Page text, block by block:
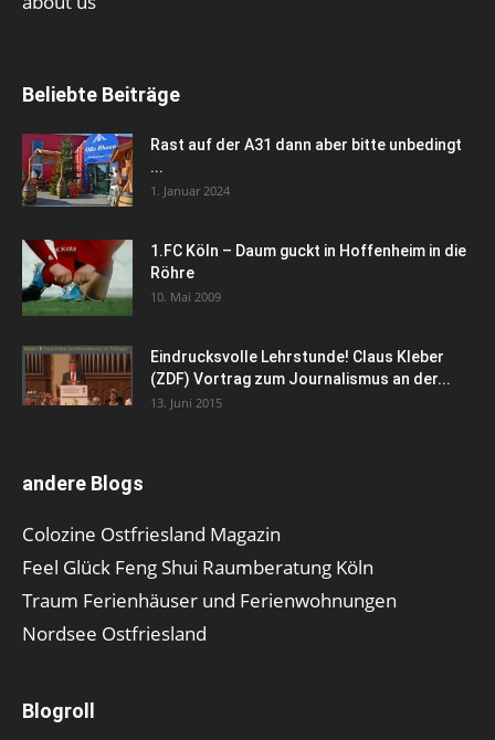
Beliebte Beiträge
Rast auf der A31 dann aber bitte unbedingt
...
1. Januar 2024
1.FC Köln – Daum guckt in Hoffenheim in die
Röhre
10. Mai 2009
Eindrucksvolle Lehrstunde! Claus Kleber
(ZDF) Vortrag zum Journalismus an der...
13. Juni 2015
andere Blogs
Colozine Ostfriesland Magazin
Feel Glück Feng Shui Raumberatung Köln
Traum Ferienhäuser und Ferienwohnungen
Nordsee Ostfriesland
Blogroll